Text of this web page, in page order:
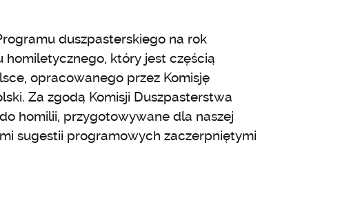
duszpasterskiego na rok
który jest częścią
opracowanego przez Komisję
Za zgodą Komisji Duszpasterstwa
homilii, przygotowywane dla naszej
sugestii programowych zaczerpniętymi